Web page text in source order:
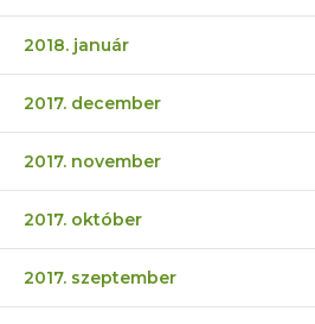
2018. január
2017. december
2017. november
2017. október
2017. szeptember